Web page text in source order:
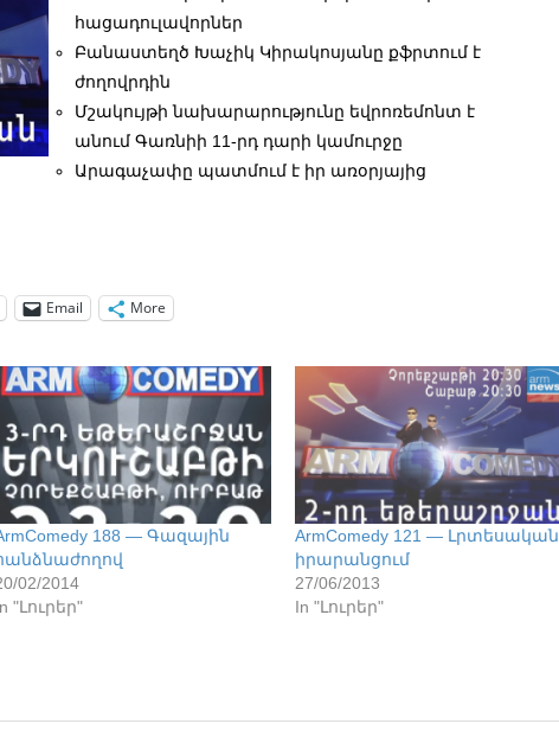
հացադուլավորներ
Բանաստեղծ Խաչիկ Կիրակոսյանը քֆրտում է
ժողովրդին
Մշակույթի նախարարությունը եվրոռեմոնտ է
անում Գառնիի 11-րդ դարի կամուրջը
Արագաչափը պատմում է իր առօրյայից
Email More
188 — Գազային
02/2014
"Լուրեր"
ArmComedy 121 — Լրտեսական
իրարանցում
27/06/2013
In "Լուրեր"